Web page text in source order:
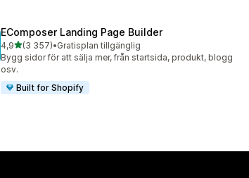
EComposer Landing Page Builder
4,9av 5 stjärnor
(3 357)
3357 recensioner totalt
•Gratisplan tillgänglig
Bygg sidor för att sälja mer, från startsida, produkt, blogg
osv.
Built for Shopify